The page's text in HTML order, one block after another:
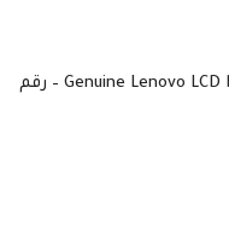
كن أول من يقيم “هاوسينج شاشة اللابتوب لينوفو – متوافق مع Lenovo Ideapad V130-15 و V330-15 – الجزء الأمامي والخلفي حول الشاشة – لون أسود – Genuine Lenovo LCD Back Front Cover Housing – رقم